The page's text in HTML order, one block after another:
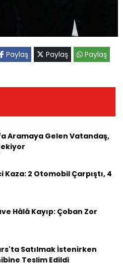
Paylaş Paylaş Paylaş
Aramaya Gelen Vatandaş,
Kaza: 2 Otomobil Çarpıştı, 4
Hâlâ Kayıp: Çoban Zor
Satılmak İstenirken
Teslim Edildi